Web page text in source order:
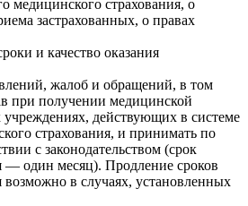
медицинского страхования, о
застрахованных, о правах
и качество оказания
жалоб и обращений, в том
при получении медицинской
действующих в системе
страхования, и принимать по
с законодательством (срок
— один месяц). Продление сроков
возможно в случаях, установленных